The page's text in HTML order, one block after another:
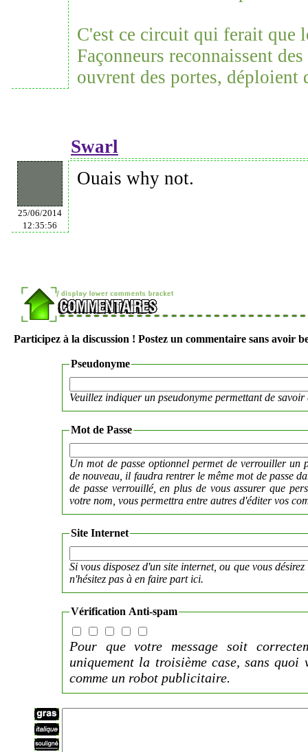
C'est ce circuit qui ferait que
Façonneurs reconnaissent
ouvrent des portes, déploient
Swarl
25/06/2014
12:35:56
Ouais why not.
Participez à la discussion ! Postez un commentaire sans avoir
Pseudonyme
Veuillez indiquer un pseudonyme permettant de savoir
Mot de Passe
Un mot de passe optionnel permet de verrouiller un
de nouveau, il faudra rentrer le même mot de passe
de passe verrouillé, en plus de vous assurer que
votre nom, vous permettra entre autres d'éditer vos
Site Internet
Si vous disposez d'un site internet, ou que vous
n'hésitez pas à en faire part ici.
Vérification Anti-spam
Pour que votre message soit
uniquement la troisième case, sans quoi
comme un robot publicitaire.